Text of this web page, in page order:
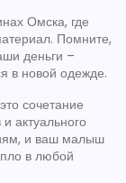
Омска, где
Помните,
деньги –
в новой одежде.
сочетание
актуального
и ваш малыш
в любой